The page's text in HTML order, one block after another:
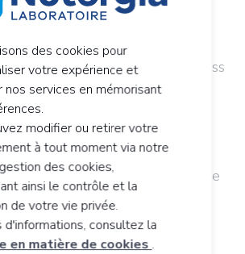
capillaire, à sa résistance et à
essentielle pour limiter le stress
son effet modulateur sur les
par les
d'une courte exposition aux
pour épuiser les réserves des
cuir chevelu n'est pas indemne
En cas de stress oxydatif, la
la fabrication de pellicules et
des cookies pour
votre expérience et
nos services en mémorisant
modifier ou retirer votre
à tout moment via notre
des cookies,
ainsi le contrôle et la
de votre vie privée.
d'informations, consultez la
en matière de cookies .